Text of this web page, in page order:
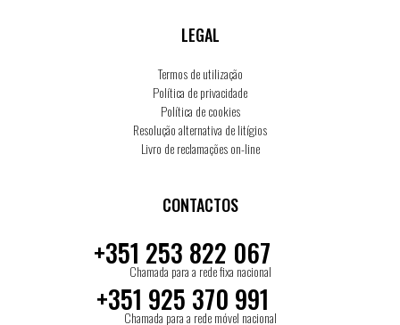
LEGAL
Termos de utilização
Política de privacidade
Política de cookies
Resolução alternativa de litígios
Livro de reclamações on-line
CONTACTOS
+351 253 822 067
Chamada para a rede fixa nacional
+351 925 370 991
Chamada para a rede móvel nacional